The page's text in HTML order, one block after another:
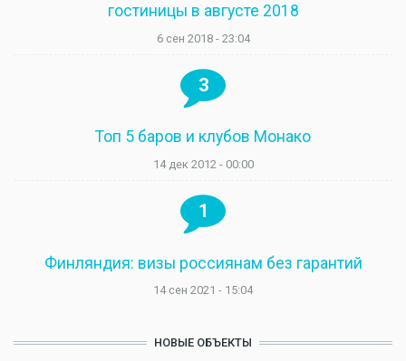
гостиницы в августе 2018
6 сен 2018 - 23:04
3
Топ 5 баров и клубов Монако
14 дек 2012 - 00:00
1
Финляндия: визы россиянам без гарантий
14 сен 2021 - 15:04
НОВЫЕ ОБЪЕКТЫ